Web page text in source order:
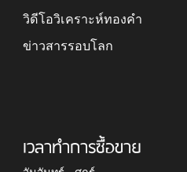
วิดีโอวิเคราะห์ทองคำ
ข่าวสารรอบโลก
เวลาทำการซื้อขาย